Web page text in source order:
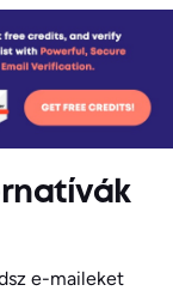
e-maileket